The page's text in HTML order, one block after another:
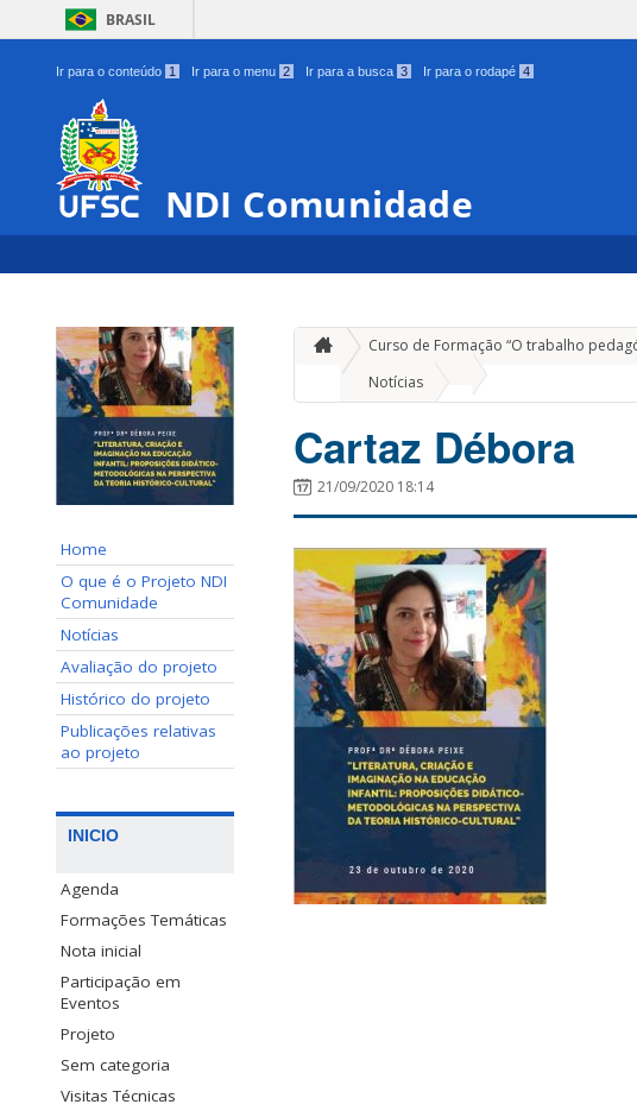
BRASIL
Ir para o conteúdo 1 Ir para o menu 2 Ir para a busca 3 Ir para o rodapé 4
NDI Comunidade
Home
O que é o Projeto NDI
Comunidade
Notícias
Avaliação do projeto
Histórico do projeto
Publicações relativas
ao projeto
INICIO
Agenda
Formações Temáticas
Nota inicial
Participação em
Eventos
Projeto
Sem categoria
Visitas Técnicas
Curso de Formação “O trabalho
Notícias
Cartaz Débora
21/09/2020 18:14